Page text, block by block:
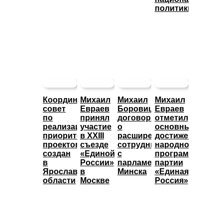
политики
Координационный
совет
по
реализации
приоритетных
проектов
создан
в
Ярославской
области
Михаил
Евраев
принял
участие
в XXIII
съезде
«Единой
России»
в
Москве
Михаил
Боровицкий
договорился
о
расширении
сотрудничества
с
парламентом
Минска
Михаил
Евраев
отметил
основные
достижения
народной
программы
партии
«Единая
Россия»